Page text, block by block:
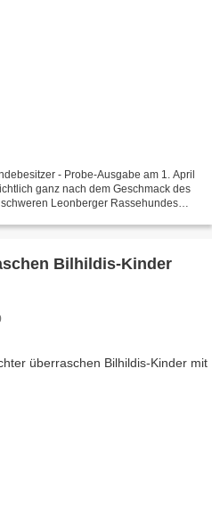
- Probe-Ausgabe am 1. April
ganz nach dem Geschmack des
Leonberger Rassehundes
Bilhildis-Kinder